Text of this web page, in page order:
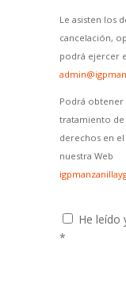
Le asisten los
cancelación,
podrá ejercer
Podrá
tratamiento de
derechos en
nuestra Web
He leído
*